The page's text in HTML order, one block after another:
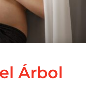
Principal
Árbol